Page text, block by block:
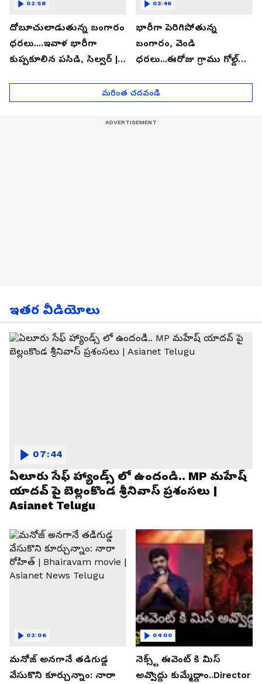
దోబూచులాడుతున్న బంగారం
ధరలు....ఇవాళ భారీగా
కుప్పకూలిన పసిడి, సిల్వర్ |
02:58
భారీగా పెరిగిపోతున్న
బంగారం, వెండి
ధరలు...ఈరోజు గ్రాము గోల్డ్
News Telugu
03:46
మరింత చదవండి
ఇతర వీడియోలు
ఏలూరు సేఫ్ హ్యాండ్స్ లో ఉందండి.. MP మహేష్
యాదవ్ పై బెల్లంకొండ శ్రీనివాస్ ప్రశంసలు |
Asianet Telugu
07:44
మనోజ్ అనగానే తడిగుడ్డ
వేసుకొని కూర్చున్నాం: నారా
02:06
నెక్స్ట్ ఈవెంట్ కి మిస్
అవ్వొద్దు కుమ్మేద్దాం..Director
04:00